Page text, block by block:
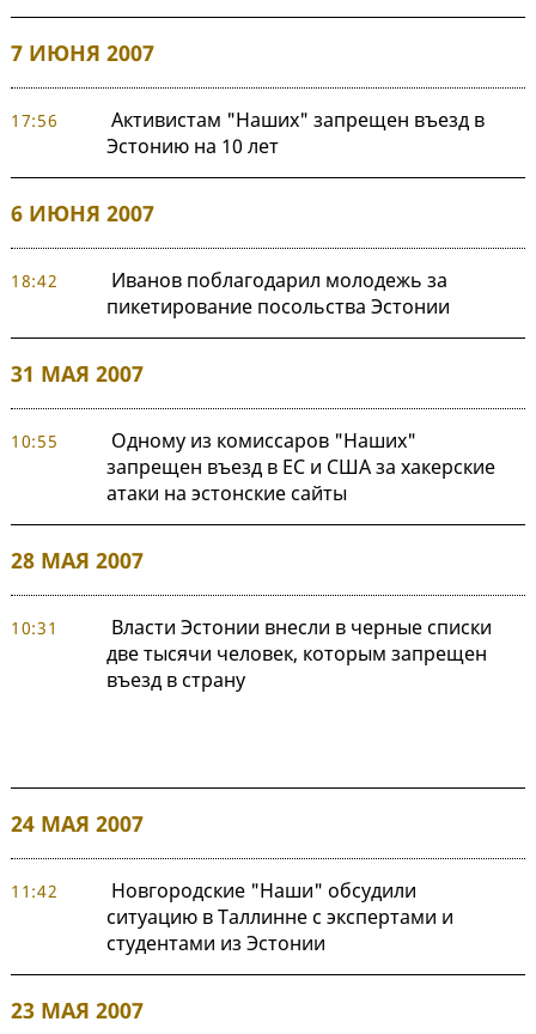
7 ИЮНЯ 2007
17:56
Активистам "Наших" запрещен въезд в
Эстонию на 10 лет
6 ИЮНЯ 2007
18:42
Иванов поблагодарил молодежь за
пикетирование посольства Эстонии
31 МАЯ 2007
10:55
Одному из комиссаров "Наших"
запрещен въезд в ЕС и США за хакерские
атаки на эстонские сайты
28 МАЯ 2007
10:31
Власти Эстонии внесли в черные списки
две тысячи человек, которым запрещен
въезд в страну
24 МАЯ 2007
11:42
Новгородские "Наши" обсудили
ситуацию в Таллинне с экспертами и
студентами из Эстонии
23 МАЯ 2007